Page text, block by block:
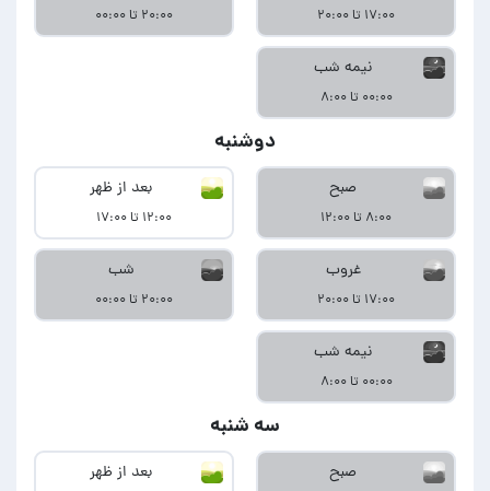
۱۷:۰۰ تا ۲۰:۰۰ ۲۰:۰۰ تا ۰۰:۰۰
نیمه شب
۰۰:۰۰ تا ۸:۰۰
دوشنبه
صبح
۸:۰۰ تا ۱۲:۰۰
بعد از ظهر
۱۲:۰۰ تا ۱۷:۰۰
غروب
۱۷:۰۰ تا ۲۰:۰۰
شب
۲۰:۰۰ تا ۰۰:۰۰
نیمه شب
۰۰:۰۰ تا ۸:۰۰
سه شنبه
صبح بعد از ظهر